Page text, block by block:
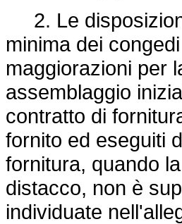
2. Le
minima dei
maggiorazioni per
assemblaggio
contratto di
fornito ed eseguiti
fornitura, quando
distacco, non è
individuate